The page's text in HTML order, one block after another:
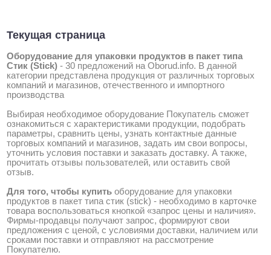
Текущая страница
Оборудование для упаковки продуктов в пакет типа
Стик (Stick) - 30 предложений на Oborud.info. В данной
категории представлена продукция от различных торговых
компаний и магазинов, отечественного и импортного
производства
Выбирая необходимое оборудование Покупатель сможет
ознакомиться с характеристиками продукции, подобрать
параметры, сравнить цены, узнать контактные данные
торговых компаний и магазинов, задать им свои вопросы,
уточнить условия поставки и заказать доставку. А также,
прочитать отзывы пользователей, или оставить свой
отзыв.
Для того, чтобы купить оборудование для упаковки
продуктов в пакет типа стик (stick) - необходимо в карточке
товара воспользоваться кнопкой «запрос цены и наличия».
Фирмы-продавцы получают запрос, формируют свои
предложения с ценой, с условиями доставки, наличием или
сроками поставки и отправляют на рассмотрение
Покупателю.